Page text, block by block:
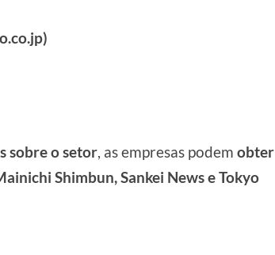
sobre o setor, as empresas podemobter
Shimbun, Sankei News e Tokyo